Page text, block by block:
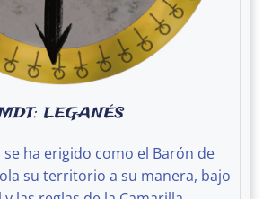
LEGANÉS
se ha erigido como el Barón de
su territorio a su manera, bajo